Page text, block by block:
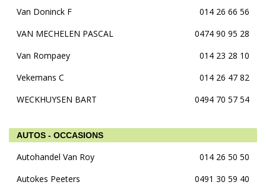
Van Doninck F
014 26 66 56
VAN MECHELEN PASCAL
0474 90 95 28
Van Rompaey
014 23 28 10
Vekemans C
014 26 47 82
WECKHUYSEN BART
0494 70 57 54
AUTOS - OCCASIONS
Autohandel Van Roy
014 26 50 50
Autokes Peeters
0491 30 59 40